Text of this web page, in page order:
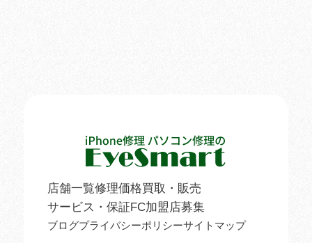
店舗一覧修理価格買取・販売
サービス・保証FC加盟店募集
ブログプライバシーポリシーサイトマップ